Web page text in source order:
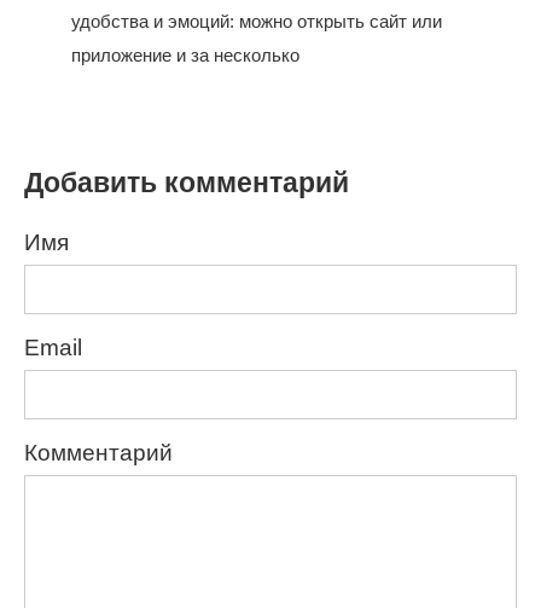
удобства и эмоций: можно открыть сайт или
приложение и за несколько
Добавить комментарий
Имя
Email
Комментарий